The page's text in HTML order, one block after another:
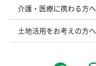
介護・医療に携わる方へ
土地活用をお考えの方へ